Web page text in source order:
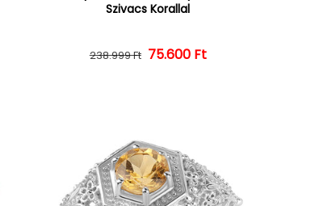
Szivacs Korallal
Normál ár
238.999 Ft Kedvezményes ár
75.600 Ft